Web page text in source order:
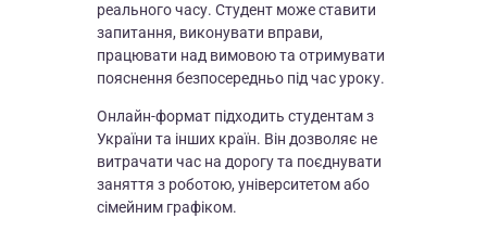
реального часу. Студент може ставити
запитання, виконувати вправи,
працювати над вимовою та отримувати
пояснення безпосередньо під час уроку.
Онлайн-формат підходить студентам з
України та інших країн. Він дозволяє не
витрачати час на дорогу та поєднувати
заняття з роботою, університетом або
сімейним графіком.